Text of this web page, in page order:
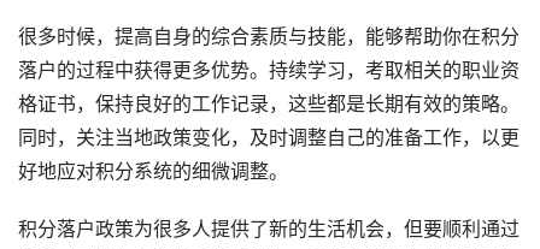
很多时候，提高自身的综合素质与技能，能够帮助你在积分
落户的过程中获得更多优势。持续学习，考取相关的职业资
格证书，保持良好的工作记录，这些都是长期有效的策略。
同时，关注当地政策变化，及时调整自己的准备工作，以更
好地应对积分系统的细微调整。
积分落户政策为很多人提供了新的生活机会，但要顺利通过